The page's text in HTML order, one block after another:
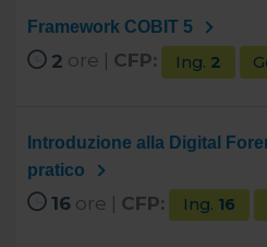
Framework COBIT 5
2 ore | CFP: Ing. 2
Introduzione alla Digital
pratico
16 ore | CFP: Ing. 16